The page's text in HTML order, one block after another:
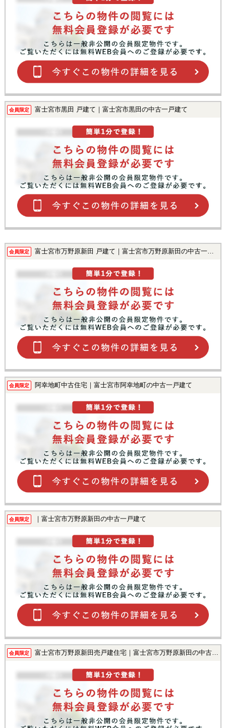
会員限定 富士宮市黒田 戸建て｜富士宮市黒田の中古一戸建て
会員限定 富士宮市万野原新田 戸建て｜富士宮市万野原新田の中古一戸建て
会員限定 阿幸地町中古住宅｜富士宮市阿幸地町の中古一戸建て
会員限定 ｜富士宮市万野原新田の中古一戸建て
会員限定 富士宮市万野原新田売戸建住宅｜富士宮市万野原新田の中古一戸建て